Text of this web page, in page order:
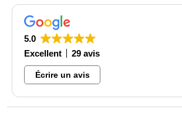
5.0
Excellent
29 avis
Écrire un avis